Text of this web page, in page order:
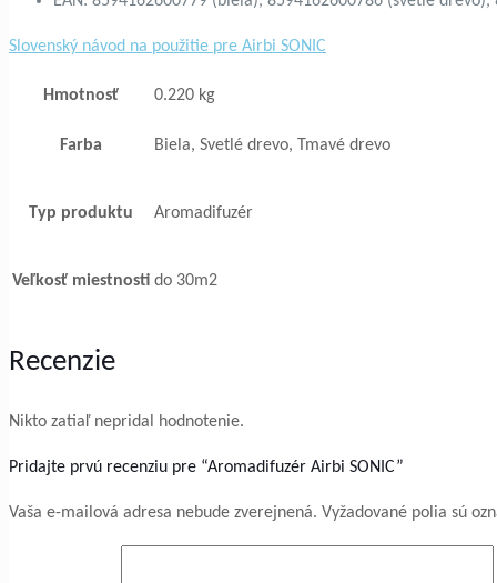
Slovenský návod na použitie pre Airbi SONIC
Hmotnosť 0.220 kg
Farba Biela, Svetlé drevo, Tmavé drevo
Typ produktu Aromadifuzér
Veľkosť miestnosti do 30m2
Recenzie
Nikto zatiaľ nepridal hodnotenie.
Pridajte prvú recenziu pre “Aromadifuzér Airbi SONIC”
Vaša e-mailová adresa nebude zverejnená. Vyžadované polia sú